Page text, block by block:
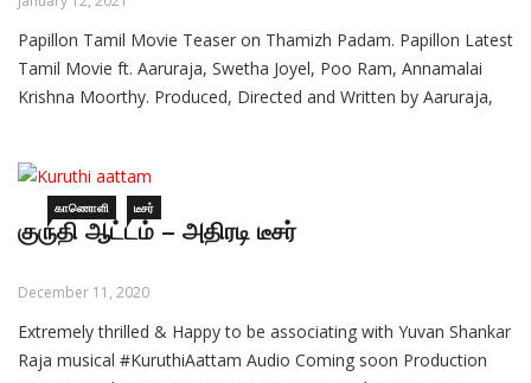
Papillon Tamil Movie Teaser on Thamizh Padam. Papillon Latest
Tamil Movie ft. Aaruraja, Swetha Joyel, Poo Ram, Annamalai
Krishna Moorthy. Produced, Directed and Written by Aaruraja,
காணொளி டீசர்
குருதி ஆட்டம் – அதிரடி டீசர்
December 11, 2020
Extremely thrilled & Happy to be associating with Yuvan Shankar
Raja musical #KuruthiAattam Audio Coming soon Production